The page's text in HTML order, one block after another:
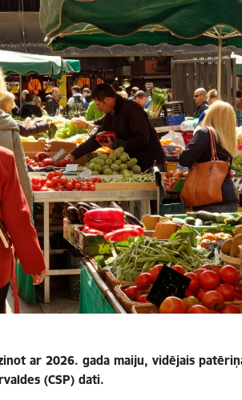
ar 2026. gada maiju, vidējais
(CSP) dati.